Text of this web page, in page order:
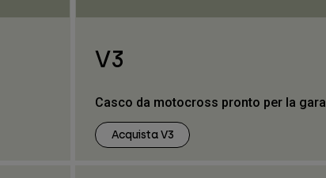
V3
Casco da motocross pronto per la gara
Acquista V3